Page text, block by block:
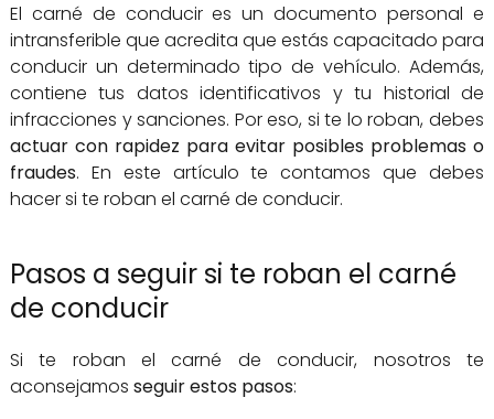
El carné de conducir es un documento personal e
intransferible que acredita que estás capacitado para
conducir un determinado tipo de vehículo. Además,
contiene tus datos identificativos y tu historial de
infracciones y sanciones. Por eso, si te lo roban, debes
actuar con rapidez para evitar posibles problemas o
fraudes. En este artículo te contamos que debes
hacer si te roban el carné de conducir.
Pasos a seguir si te roban el carné
de conducir
Si te roban el carné de conducir, nosotros te
aconsejamos seguir estos pasos: